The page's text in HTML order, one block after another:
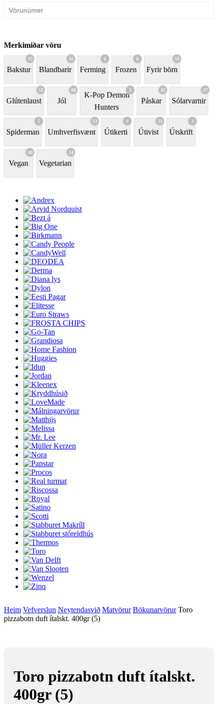
Merkimiðar vöru
15
Bakstur
16
Blandbarir
6
Ferming
6
Frozen
59
Fyrir börn
52
Glútenlaust
88
Jól
3
K-Pop Demon
Hunters
42
Páskar
27
Sólarvarnir
5
Spiderman
33
Umhverfisvænt
9
Útikerti
31
Útivist
3
Útskrift
48
Vegan
34
Vegetarian
Heim Vefverslun Neytendasvið Matvörur Bökunarvörur Toro
pizzabotn duft ítalskt. 400gr (5)
Toro pizzabotn duft ítalskt.
400gr (5)